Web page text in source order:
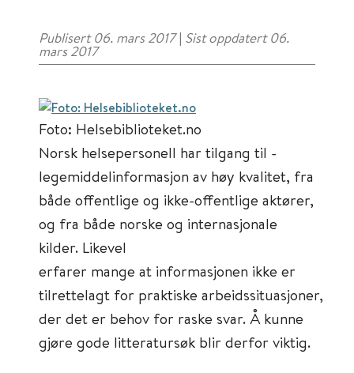
Publisert 06. mars 2017 | Sist oppdatert 06.
mars 2017
Foto: Helsebiblioteket.no
Norsk helsepersonell har tilgang til ­
legemiddelinformasjon av høy kvalitet, fra
både offentlige og ikke-offentlige aktører,
og fra både norske og internasjonale
kilder. Likevel
erfarer mange at informasjonen ikke er
tilrettelagt for praktiske arbeidssituasjoner,
der det er behov for raske svar. Å kunne
gjøre gode litteratursøk blir derfor viktig.